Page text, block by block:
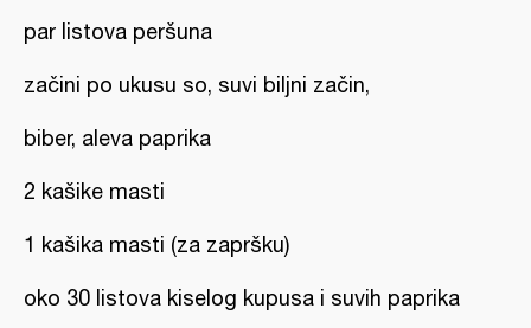
par listova peršuna
začini po ukusu so, suvi biljni začin,
biber, aleva paprika
2 kašike masti
1 kašika masti (za zapršku)
oko 30 listova kiselog kupusa i suvih paprika